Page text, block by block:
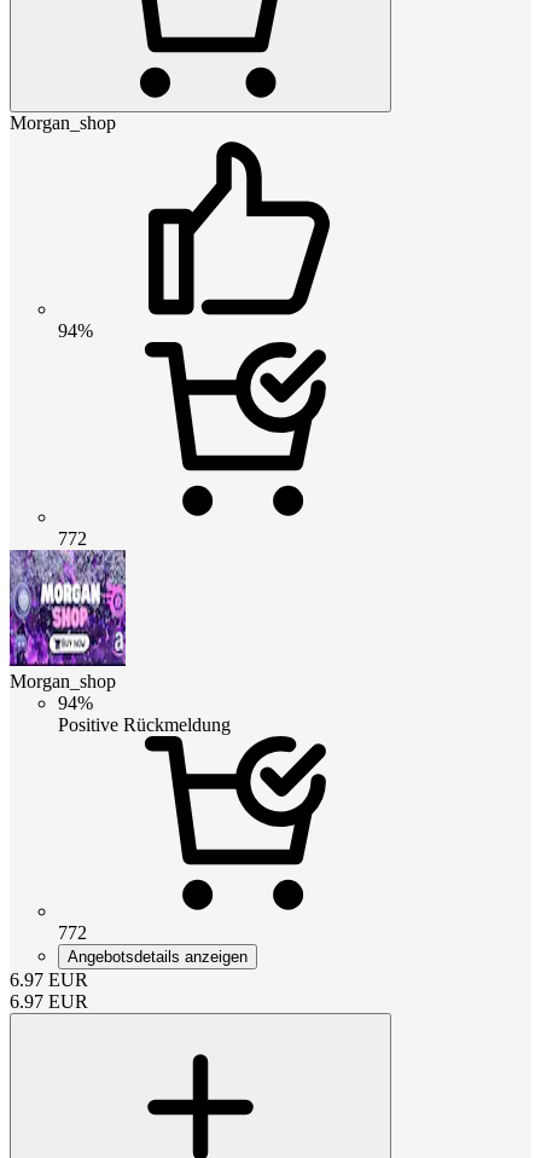
Morgan_shop
94%
772
Morgan_shop
94%
Positive Rückmeldung
772
Angebotsdetails anzeigen
6.97 EUR
6.97 EUR